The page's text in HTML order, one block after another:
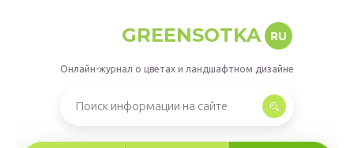
GREENSOTKA RU
Онлайн-журнал о цветах и ландшафтном дизайне